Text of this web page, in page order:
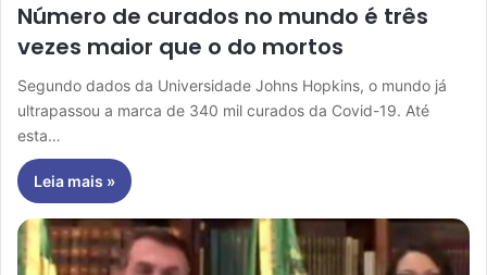
Número de curados no mundo é três
vezes maior que o do mortos
Segundo dados da Universidade Johns Hopkins, o mundo já
ultrapassou a marca de 340 mil curados da Covid-19. Até
esta…
Leia mais »